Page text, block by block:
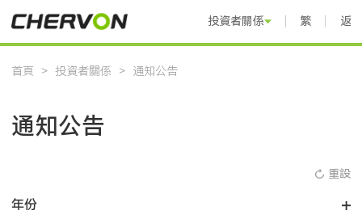
投資者關係 繁體中文返
首頁 > 投資者關係 > 通知公告
通知公告
重設
年份